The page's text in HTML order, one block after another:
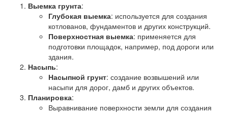
Выемка грунта:
Глубокая выемка: используется для создания
котлованов, фундаментов и других конструкций.
Поверхностная выемка: применяется для
подготовки площадок, например, под дороги или
здания.
Насыпь:
Насыпной грунт: создание возвышений или
насыпи для дорог, дамб и других объектов.
Планировка:
Выравнивание поверхности земли для создания